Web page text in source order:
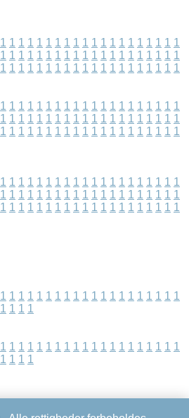
1 1 1 1 1 1 1 1 1 1 1 1 1 1 1 1 1 1 1 1
1 1 1 1 1 1 1 1 1 1 1 1 1 1 1 1 1 1 1 1
1 1 1 1 1 1 1 1 1 1 1 1 1 1 1 1 1 1 1 1
1 1 1 1 1 1 1 1 1 1 1 1 1 1 1 1 1 1 1 1
1 1 1 1 1 1 1 1 1 1 1 1 1 1 1 1 1 1 1 1
1 1 1 1 1 1 1 1 1 1 1 1 1 1 1 1 1 1 1 1
1 1 1 1 1 1 1 1 1 1 1 1 1 1 1 1 1 1 1 1
1 1 1 1 1 1 1 1 1 1 1 1 1 1 1 1 1 1 1 1
1 1 1 1 1 1 1 1 1 1 1 1 1 1 1 1 1 1 1 1
1 1 1 1 1 1 1 1 1 1 1 1 1 1 1 1 1 1 1 1
1 1 1 1
1 1 1 1 1 1 1 1 1 1 1 1 1 1 1 1 1 1 1 1
1 1 1 1